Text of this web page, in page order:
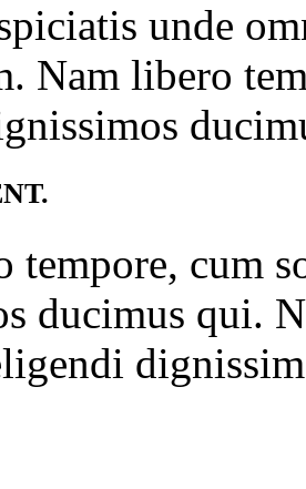
unde
Nam libero
tempore, cum
ducimus qui.